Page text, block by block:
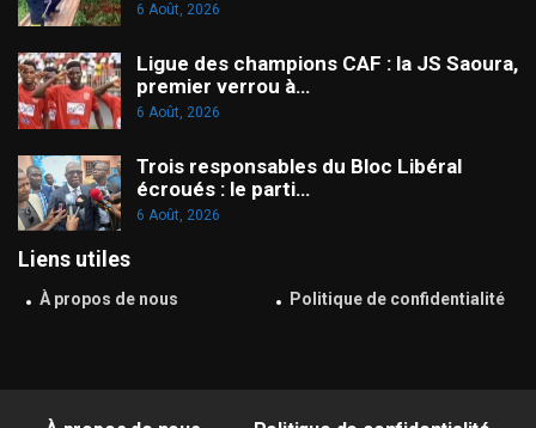
6 Août, 2026
Ligue des champions CAF : la JS Saoura,
premier verrou à…
6 Août, 2026
Trois responsables du Bloc Libéral
écroués : le parti…
6 Août, 2026
Liens utiles
À propos de nous Politique de confidentialité